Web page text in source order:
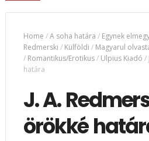
Home /A soha határa / Egynek
Redmerski / Külföldi / Magyarul
/ Romantikus/Erotikus/ Ulpius Kiadó /
határa
J. A.
örökké